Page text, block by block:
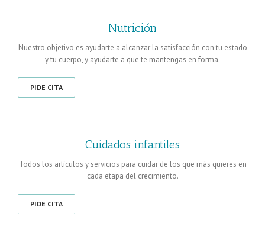
Nutrición
Nuestro objetivo es ayudarte a alcanzar la satisfacción con tu estado
y tu cuerpo, y ayudarte a que te mantengas en forma.
PIDE CITA
Cuidados infantiles
Todos los artículos y servicios para cuidar de los que más quieres en
cada etapa del crecimiento.
PIDE CITA